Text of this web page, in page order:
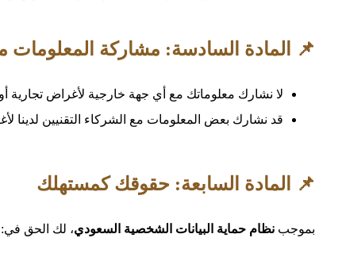
📌 المادة السادسة: مشاركة المعلومات
لا نشارك معلوماتك مع أي جهة خارجية لأغراض تجارية
قد نشارك بعض المعلومات مع الشركاء التقنيين
📌 المادة السابعة: حقوقك كمستهلك
بموجب نظام حماية البيانات الشخصية السعودي، لك الحق في: